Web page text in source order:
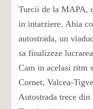
Turcii de la MAPA,
in intarziere. Abia
autostrada, un
sa finalizeze
Cam in acelasi ritm
Cornet, Valcea-
Autostrada trece